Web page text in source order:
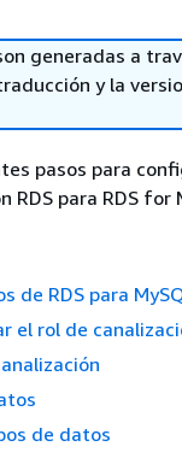
generadas a
y la
pasos para
RDS para RDS for
de RDS para
el rol de
de datos